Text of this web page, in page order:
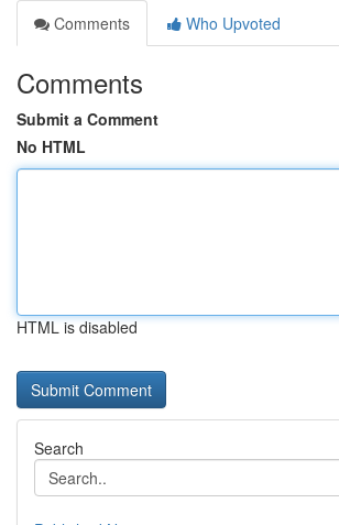
Comments
Who Upvoted
Comments
Submit a Comment
No HTML
HTML is disabled
Search